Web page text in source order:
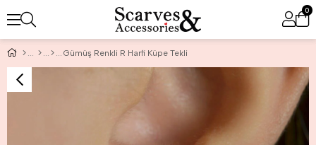
0
Gümüş Renkli R Harfi Küpe Tekli